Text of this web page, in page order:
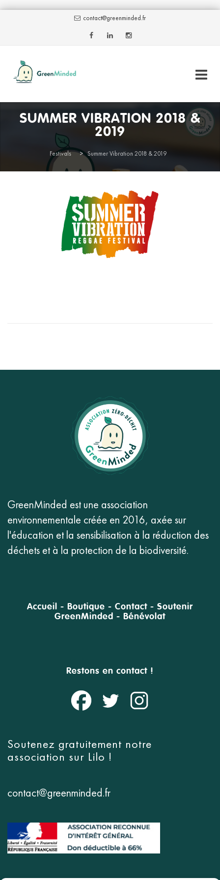
contact@greenminded.fr
SUMMER VIBRATION 2018 &
2019
Festivals > Summer Vibration 2018 & 2019
GreenMinded est une association
environnementale créée en 2016, axée sur
l'éducation et la sensibilisation à la réduction des
déchets et à la protection de la biodiversité.
Accueil - Boutique - Contact - Soutenir
GreenMinded - Bénévolat
Restons en contact !
Soutenez gratuitement notre
association sur Lilo !
contact@greenminded.fr